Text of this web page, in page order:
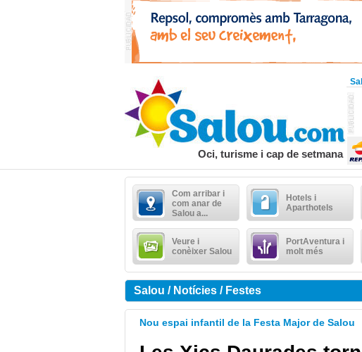
Oci, turisme i cap de setmana
Com arribar i
com anar de
Salou a...
Hotels i
Aparthotels
Veure i
conèixer Salou
PortAventura i
molt més
Salou / Notícies / Festes
Nou espai infantil de la Festa Major de Salou